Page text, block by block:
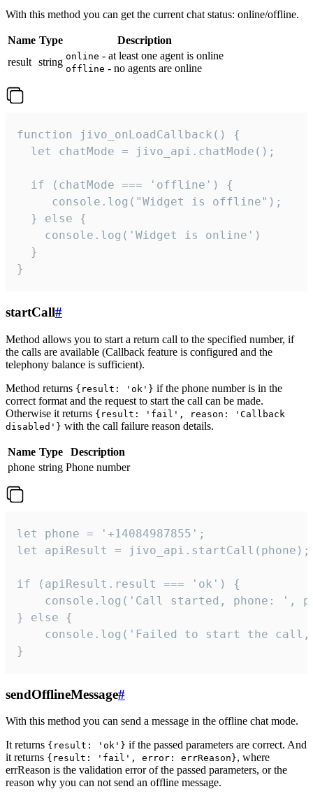
With this method you can get the current chat status: online/offline.
Name Type
Description
result string online - at least one agent is online
offline - no agents are online
function jivo_onLoadCallback() {
  let chatMode = jivo_api.chatMode();
  if (chatMode === 'offline') {
     console.log("Widget is offline");
  } else {
    console.log('Widget is online')
  }
}
startCall#
Method allows you to start a return call to the specified number, if
the calls are available (Callback feature is configured and the
telephony balance is sufficient).
Method returns {result: 'ok'} if the phone number is in the
correct format and the request to start the call can be made.
Otherwise it returns {result: 'fail', reason: 'Callback
disabled'} with the call failure reason details.
Name Type
Description
phone string Phone number
let phone = '+14084987855';
let apiResult = jivo_api.startCall(phone);
if (apiResult.result === 'ok') {
console.log('Call started, phone: ',
} else {
console.log('Failed to start the
}
sendOfflineMessage#
With this method you can send a message in the offline chat mode.
It returns {result: 'ok'} if the passed parameters are correct. And
it returns {result: 'fail', error: errReason}, where
errReason is the validation error of the passed parameters, or the
reason why you can not send an offline message.